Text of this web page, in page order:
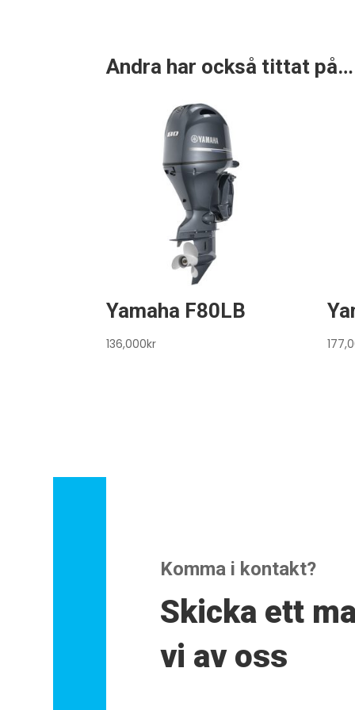
Andra har också tittat på…
Yamaha F80LB
136,000kr
Komma i kontakt?
Skicka ett
vi av oss